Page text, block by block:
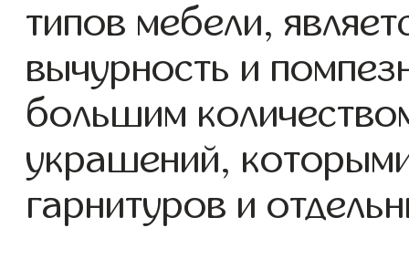
типов мебели,
вычурность и
большим
украшений,
гарнитуров и